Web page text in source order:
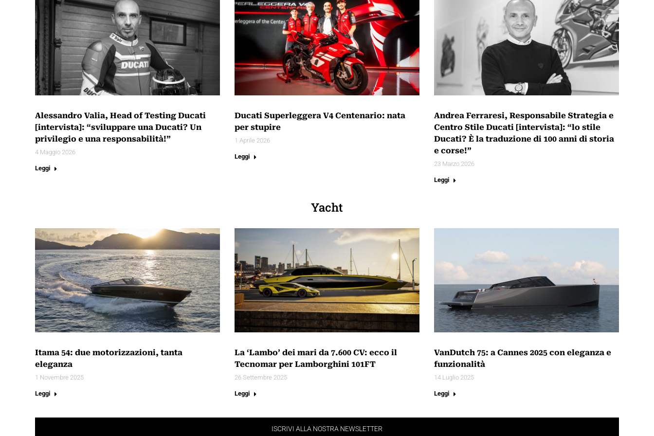
Alessandro Valia, Head of Testing Ducati
[intervista]: “sviluppare una Ducati? Un
privilegio e una responsabilità!”
4 Maggio 2026
Leggi
Ducati Superleggera V4 Centenario: nata
per stupire
1 Aprile 2026
Leggi
Andrea Ferraresi, Responsabile Strategia e
Centro Stile Ducati [intervista]: “lo stile
Ducati? È la traduzione di 100 anni di storia
e corse!”
23 Marzo 2026
Leggi
Yacht
Itama 54: due motorizzazioni, tanta
eleganza
1 Novembre 2025
Leggi
La ‘Lambo’ dei mari da 7.600 CV: ecco il
Tecnomar per Lamborghini 101FT
26 Settembre 2025
Leggi
VanDutch 75: a Cannes 2025 con eleganza e
funzionalità
14 Luglio 2025
Leggi
ISCRIVI ALLA NOSTRA NEWSLETTER